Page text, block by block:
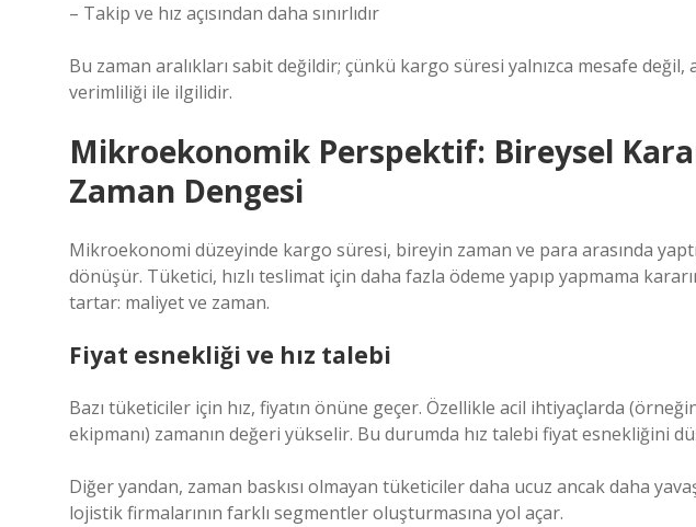
– Takip ve hız açısından daha sınırlıdır
Bu zaman aralıkları sabit değildir; çünkü kargo süresi yalnızca mesafe
verimliliği ile ilgilidir.
Mikroekonomik Perspektif: Bireysel
Zaman Dengesi
Mikroekonomi düzeyinde kargo süresi, bireyin zaman ve para arasında
dönüşür. Tüketici, hızlı teslimat için daha fazla ödeme yapıp yapmama
tartar: maliyet ve zaman.
Fiyat esnekliği ve hız talebi
Bazı tüketiciler için hız, fiyatın önüne geçer. Özellikle acil ihtiyaçlarda
ekipmanı) zamanın değeri yükselir. Bu durumda hız talebi fiyat esnekliğini
Diğer yandan, zaman baskısı olmayan tüketiciler daha ucuz ancak daha
lojistik firmalarının farklı segmentler oluşturmasına yol açar.